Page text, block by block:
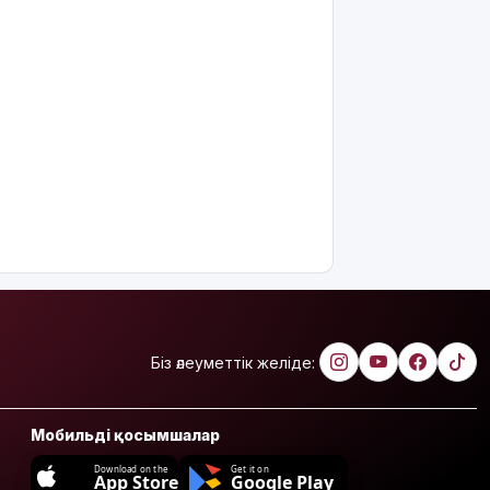
Біз әлеуметтік желіде:
Мобильді қосымшалар
Download on the
App Store
Get it on
Google Play